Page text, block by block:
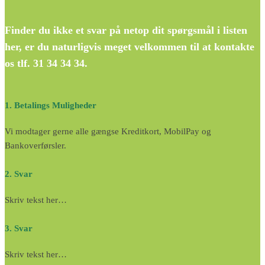
Finder du ikke et svar på netop dit spørgsmål i listen
her, er du naturligvis meget velkommen til at kontakte
os tlf. 31 34 34 34.
1. Betalings Muligheder
Vi modtager gerne alle gængse Kreditkort, MobilPay og
Bankoverførsler.
2. Svar
Skriv tekst her…
3. Svar
Skriv tekst her…